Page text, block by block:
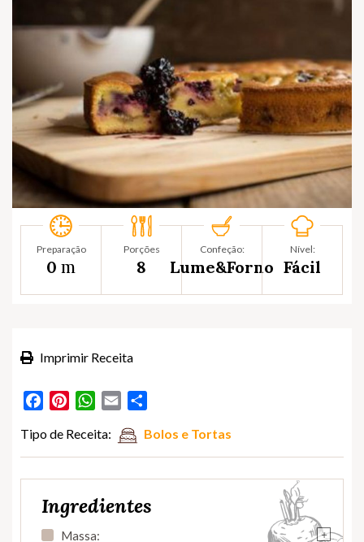
Preparação
0 m
Porções
8
Confeção:
Lume&Forno
Nível:
Fácil
Imprimir Receita
FacebookPinterestWhatsApp
Email
Tipo de Receita: Bolos e Tortas
Ingredientes
+
Massa: